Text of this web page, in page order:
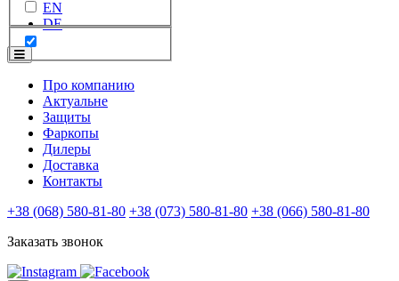
EN
DE
Про компанию
Актуальне
Защиты
Фаркопы
Дилеры
Доставка
Контакты
+38 (068) 580-81-80 +38 (073) 580-81-80 +38 (066) 580-81-80
Заказать звонок